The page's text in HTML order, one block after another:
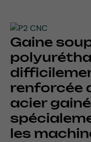
Gaine
renforcée
acier
les